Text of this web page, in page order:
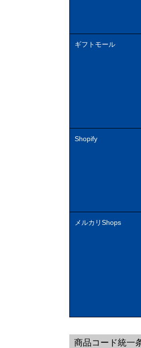
ギフトモール
Shopify
メルカリShops
商品コード統一